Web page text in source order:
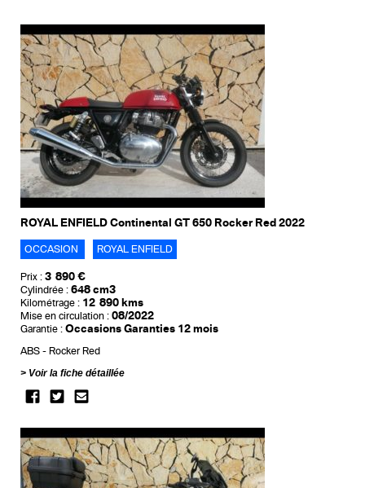
ROYAL ENFIELD Continental GT 650 Rocker Red 2022
OCCASION ROYAL ENFIELD
Prix : 3 890 €
Cylindrée : 648 cm3
Kilométrage : 12 890 kms
Mise en circulation : 08/2022
Garantie : Occasions Garanties 12 mois
ABS
Rocker Red
Voir la fiche détaillée